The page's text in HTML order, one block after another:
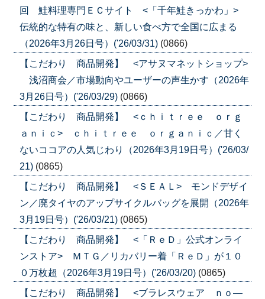
回 鮭料理専門ＥＣサイト <「千年鮭きっかわ」>
伝統的な特有の味と、新しい食べ方で全国に広まる
（2026年3月26日号）('26/03/31) (0866)
【こだわり 商品開発】 <アサヌマネットショップ>
浅沼商会／市場動向やユーザーの声生かす（2026年
3月26日号）('26/03/29) (0866)
【こだわり 商品開発】 <ｃｈｉｔｒｅｅ ｏｒｇ
ａｎｉｃ> ｃｈｉｔｒｅｅ ｏｒｇａｎｉｃ／甘く
ないココアの人気じわり（2026年3月19日号）('26/03/
21) (0865)
【こだわり 商品開発】 <ＳＥＡＬ> モンドデザイ
ン／廃タイヤのアップサイクルバッグを展開（2026年
3月19日号）('26/03/21) (0865)
【こだわり 商品開発】 <「ＲｅＤ」公式オンライ
ンストア> ＭＴＧ／リカバリー着「ＲｅＤ」が１０
０万枚超（2026年3月19日号）('26/03/20) (0865)
【こだわり 商品開発】 <ブラレスウェア ｎｏ―